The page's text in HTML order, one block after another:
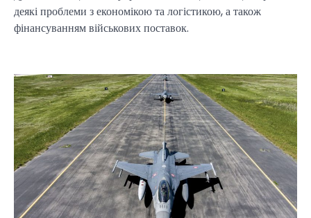
деякі проблеми з економікою та логістикою, а також
фінансуванням військових поставок.